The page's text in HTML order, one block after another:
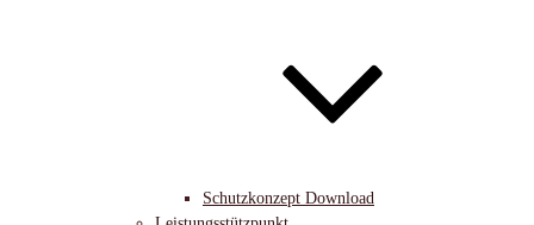
Schutzkonzept Download